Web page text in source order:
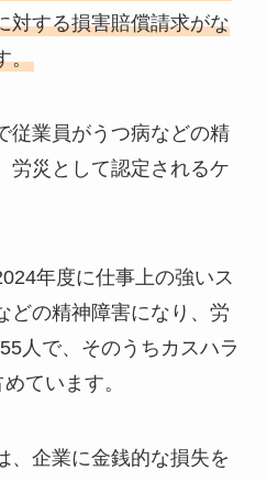
対する損害賠償請求がな
。
従業員がうつ病などの精
労災として認定されるケ
年度に仕事上の強いス
どの精神障害になり、労
人で、そのうちカスハラ
ています。
、企業に金銭的な損失を